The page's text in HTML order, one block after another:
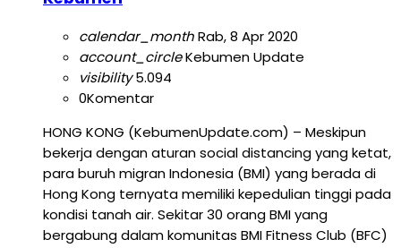
calendar_monthRab, 8 Apr 2020
account_circleKebumen Update
visibility5.094
0Komentar
HONG KONG (KebumenUpdate.com) – Meskipun
bekerja dengan aturan social distancing yang ketat,
para buruh migran Indonesia (BMI) yang berada di
Hong Kong ternyata memiliki kepedulian tinggi pada
kondisi tanah air. Sekitar 30 orang BMI yang
bergabung dalam komunitas BMI Fitness Club (BFC)